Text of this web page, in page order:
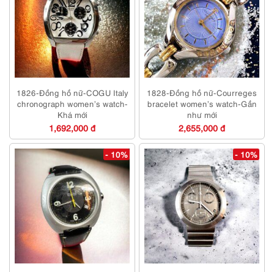
1826-Đồng hồ nữ-COGU Italy
chronograph women’s watch-
Khá mới
1,692,000 đ
1828-Đồng hồ nữ-Courreges
bracelet women’s watch-Gần
như mới
2,655,000 đ
- 10% - 10%